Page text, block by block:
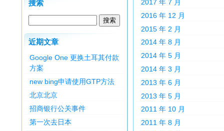
搜索
近期文章
Google One 更换土耳其付款
方案
new bing申请使用GTP方法
北京北京
招商银行公关事件
第一次去日本
2017 年 7 月
2016 年 12 月
2015 年 2 月
2014 年 8 月
2014 年 5 月
2014 年 3 月
2013 年 6 月
2013 年 5 月
2011 年 10 月
2011 年 8 月